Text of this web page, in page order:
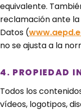
equivalente.
reclamación ante
Datos (
no se ajusta a la
4. PROPIEDAD
Todos los
vídeos, logotipos,